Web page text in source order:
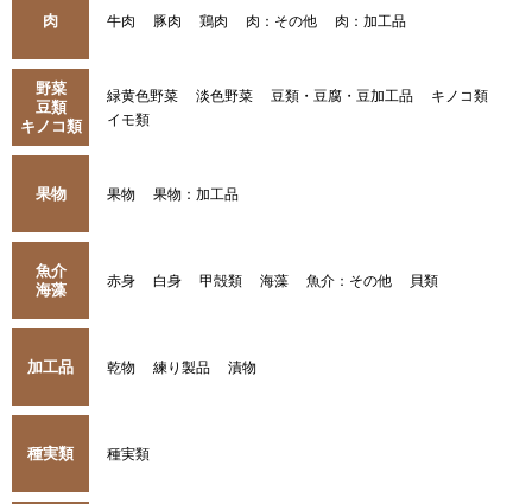
肉 牛肉 豚肉 鶏肉 肉：その他 肉：加工品
野菜
豆類
キノコ類
緑黄色野菜 淡色野菜 豆類・豆腐・豆加工品
キノコ類
イモ類
果物 果物 果物：加工品
魚介
海藻
赤身 白身 甲殻類 海藻 魚介：その他 貝類
加工品 乾物 練り製品 漬物
種実類 種実類